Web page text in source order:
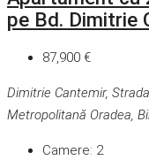
pe Bd. Dimitrie
87,900 €
Dimitrie Cantemir,
Metropolitană Oradea,
Camere: 2